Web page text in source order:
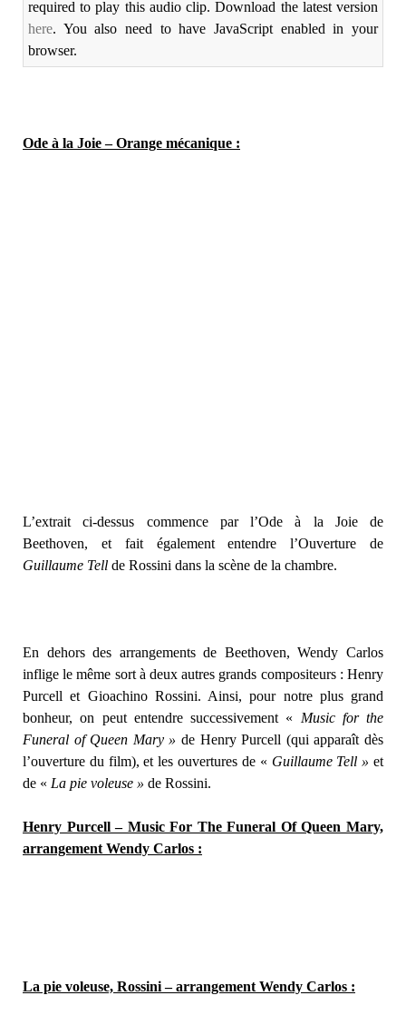
required to play this audio clip. Download the latest version
here. You also need to have JavaScript enabled in your
browser.
Ode à la Joie – Orange mécanique :
L’extrait ci-dessus commence par l’Ode à la Joie de
Beethoven, et fait également entendre l’Ouverture de
Guillaume Tell de Rossini dans la scène de la chambre.
En dehors des arrangements de Beethoven, Wendy Carlos
inflige le même sort à deux autres grands compositeurs : Henry
Purcell et Gioachino Rossini. Ainsi, pour notre plus grand
bonheur, on peut entendre successivement « Music for the
Funeral of Queen Mary » de Henry Purcell (qui apparaît dès
l’ouverture du film), et les ouvertures de « Guillaume Tell » et
de « La pie voleuse » de Rossini.
Henry Purcell – Music For The Funeral Of Queen Mary,
arrangement Wendy Carlos :
La pie voleuse, Rossini – arrangement Wendy Carlos :